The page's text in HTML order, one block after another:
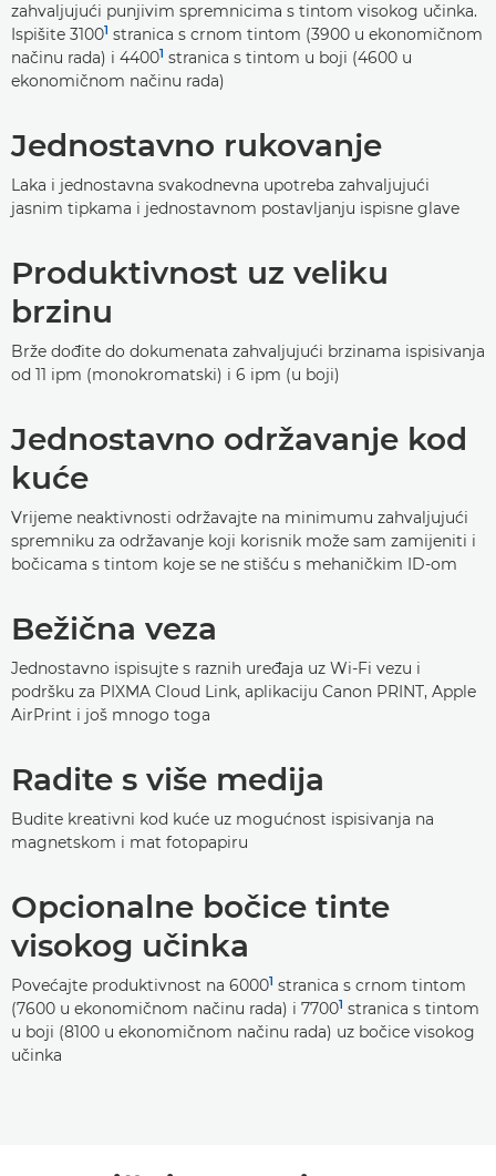
zahvaljujući punjivim spremnicima s tintom visokog učinka.
Ispišite 31001 stranica s crnom tintom (3900 u ekonomičnom
načinu rada) i 44001 stranica s tintom u boji (4600 u
ekonomičnom načinu rada)
Jednostavno rukovanje
Laka i jednostavna svakodnevna upotreba zahvaljujući
jasnim tipkama i jednostavnom postavljanju ispisne glave
Produktivnost uz veliku
brzinu
Brže dođite do dokumenata zahvaljujući brzinama ispisivanja
od 11 ipm (monokromatski) i 6 ipm (u boji)
Jednostavno održavanje kod
kuće
Vrijeme neaktivnosti održavajte na minimumu zahvaljujući
spremniku za održavanje koji korisnik može sam zamijeniti i
bočicama s tintom koje se ne stišću s mehaničkim ID-om
Bežična veza
Jednostavno ispisujte s raznih uređaja uz Wi-Fi vezu i
podršku za PIXMA Cloud Link, aplikaciju Canon PRINT, Apple
AirPrint i još mnogo toga
Radite s više medija
Budite kreativni kod kuće uz mogućnost ispisivanja na
magnetskom i mat fotopapiru
Opcionalne bočice tinte
visokog učinka
Povećajte produktivnost na 60001 stranica s crnom tintom
(7600 u ekonomičnom načinu rada) i 77001 stranica s tintom
u boji (8100 u ekonomičnom načinu rada) uz bočice visokog
učinka